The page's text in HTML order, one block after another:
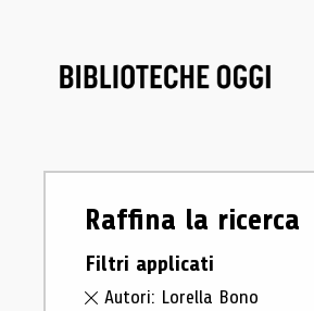
Raffina la ricerca
Filtri applicati
Autori: Lorella Bono